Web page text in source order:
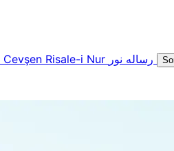
Cevşen Risale-i Nur